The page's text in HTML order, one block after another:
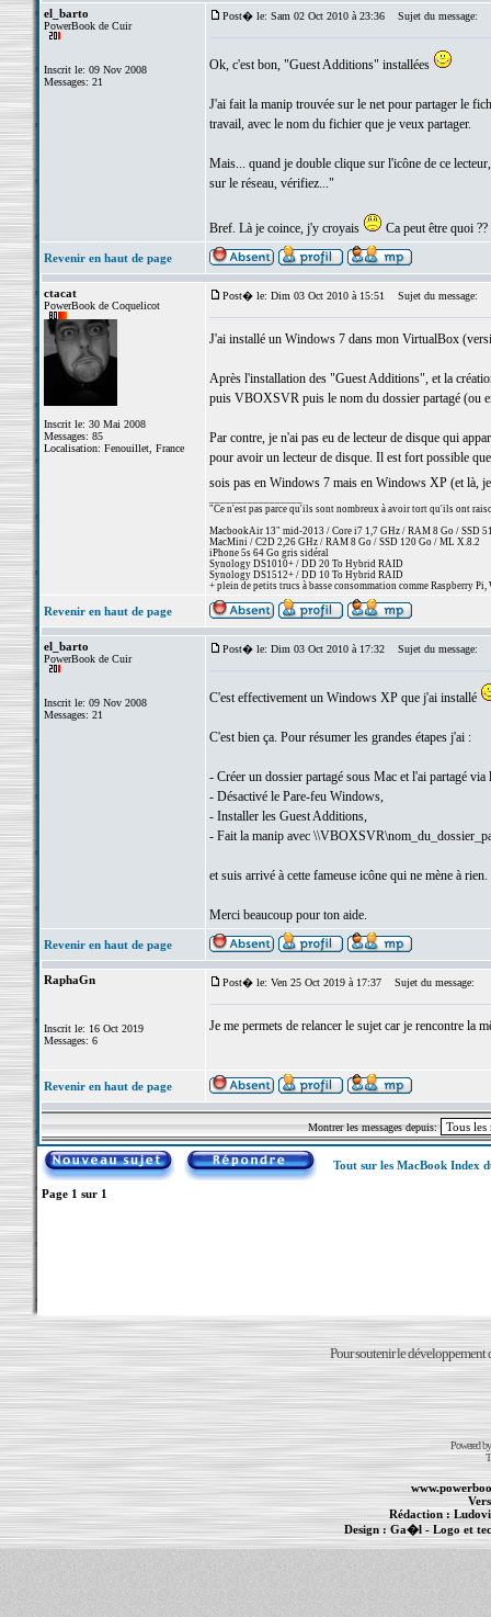
el_barto
PowerBook de Cuir
Inscrit le: 09 Nov 2008
Messages: 21
Post� le: Sam 02 Oct 2010 à 23:36 Sujet du message:
Ok, c'est bon, "Guest Additions" installées
J'ai fait la manip trouvée sur le net pour partager le
travail, avec le nom du fichier que je veux partager.
Mais... quand je double clique sur l'icône de ce
sur le réseau, vérifiez..."
Bref. Là je coince, j'y croyais Ca peut être quoi ??
Revenir en haut de page
ctacat
PowerBook de Coquelicot
Inscrit le: 30 Mai 2008
Messages: 85
Localisation: Fenouillet, France
Post� le: Dim 03 Oct 2010 à 15:51 Sujet du message:
J'ai installé un Windows 7 dans mon VirtualBox
Après l'installation des "Guest Additions", et la
puis VBOXSVR puis le nom du dossier partagé (ou
Par contre, je n'ai pas eu de lecteur de disque qui
pour avoir un lecteur de disque. Il est fort possible
sois pas en Windows 7 mais en Windows XP (et là,
"Ce n'est pas parce qu'ils sont nombreux à avoir tort qu'ils ont
MacbookAir 13" mid-2013 / Core i7 1,7 GHz / RAM 8 Go / SSD
MacMini / C2D 2,26 GHz / RAM 8 Go / SSD 120 Go / ML X.8.2
iPhone 5s 64 Go gris sidéral
Synology DS1010+ / DD 20 To Hybrid RAID
Synology DS1512+ / DD 10 To Hybrid RAID
+ plein de petits trucs à basse consommation comme Raspberry Pi,
Revenir en haut de page
el_barto
PowerBook de Cuir
Inscrit le: 09 Nov 2008
Messages: 21
Post� le: Dim 03 Oct 2010 à 17:32 Sujet du message:
C'est effectivement un Windows XP que j'ai installé
C'est bien ça. Pour résumer les grandes étapes j'ai :
- Créer un dossier partagé sous Mac et l'ai partagé
- Désactivé le Pare-feu Windows,
- Installer les Guest Additions,
- Fait la manip avec
et suis arrivé à cette fameuse icône qui ne mène à rien.
Merci beaucoup pour ton aide.
Revenir en haut de page
RaphaGn
Inscrit le: 16 Oct 2019
Messages: 6
Post� le: Ven 25 Oct 2019 à 17:37 Sujet du message:
Je me permets de relancer le sujet car je rencontre la
Revenir en haut de page
Montrer les messages depuis:
Tout sur les MacBook Index
Page 1 sur 1
Pour soutenir le développement
Powered
Rédaction :
Design : Ga�l- Logo et
Informations : PowerBook- MacBook Pro